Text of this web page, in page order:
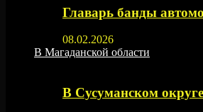
Главарь банды
08.02.2026
В Магаданской области
В Сусуманском